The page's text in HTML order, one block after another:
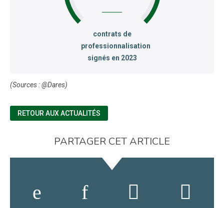
:contrats de
professionnalisation
signés en 2023
(Sources : @Dares)
RETOUR AUX ACTUALITÉS
PARTAGER CET ARTICLE